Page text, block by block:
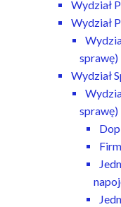
Wydział
Wydział
sprawę)
Wydział
sprawę)